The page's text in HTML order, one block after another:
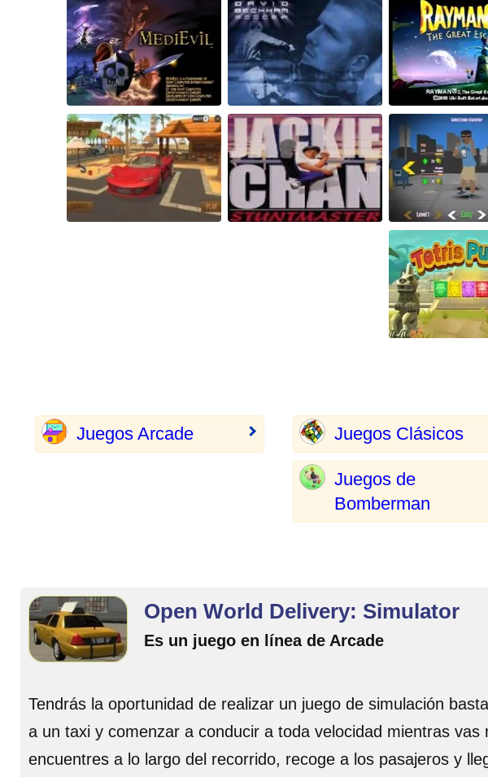
Juegos Arcade Juegos Clásicos
Juegos de
Bomberman
Open World Delivery: Simulator
Es un juego en línea de Arcade
Tendrás la oportunidad de realizar un juego de simulación
a un taxi y comenzar a conducir a toda velocidad mientras
encuentres a lo largo del recorrido, recoge a los pasajeros y